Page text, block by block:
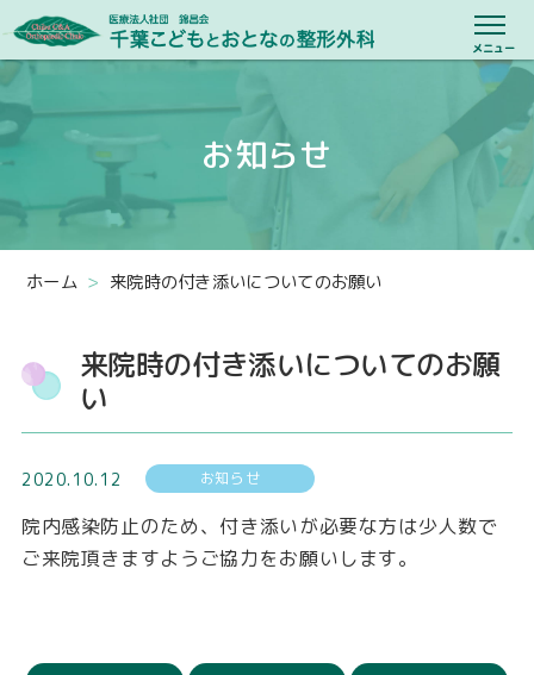
医療法人社団
メニュー
当院について
院長のあいさつ
スタッフ紹介
活動報告
診療のご案内
リハビリテーション
小児における理学療法
交通アクセス
診察カレンダー
お知らせ
ホーム > 来院時の付き添いについてのお願い
来院時の付き添いについてのお願
い
2020.10.12 お知らせ
院内感染防止のため、付き添いが必要な方は少人数で
ご来院頂きますようご協力をお願いします。